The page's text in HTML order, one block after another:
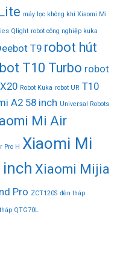
máy lọc không khí Xiaomi Mi
Qlight robot công nghiệp kuka
T9 robot hút
T10 Turbo robot
Robot Kuka robot UR T10
A2 58 inch Universal Robots
Mi Air
Pro H Xiaomi Mi
Xiaomi Mijia
Pro ZCT120S đèn tháp
QTG70L